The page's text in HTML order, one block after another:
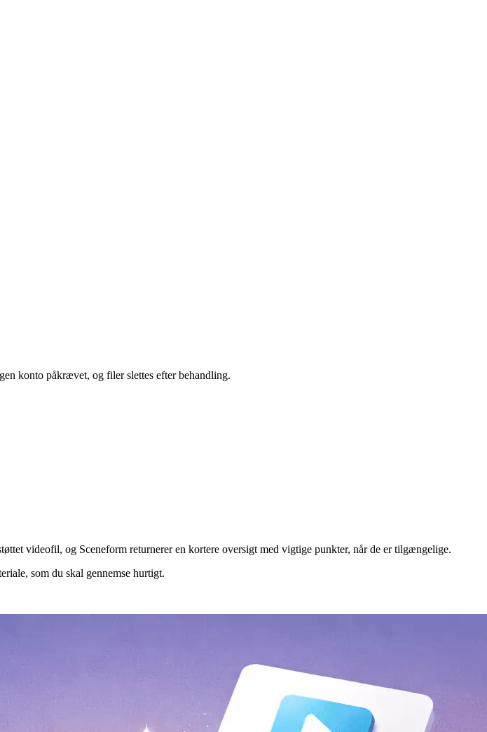
konto påkrævet, og filer slettes efter behandling.
videofil, og Sceneform returnerer en kortere oversigt med vigtige punkter, når de er tilgængelige.
som du skal gennemse hurtigt.